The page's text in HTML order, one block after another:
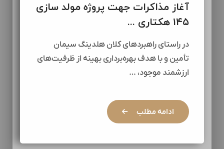
آغاز مذاکرات جهت پروژه مولد سازی
۱۴۵ هکتاری ...
در راستای راهبردهای کلان هلدینگ سیمان
تأمین و با هدف بهره‌برداری بهینه از ظرفیت‌های
ارزشمند موجود، …
ادامه مطلب